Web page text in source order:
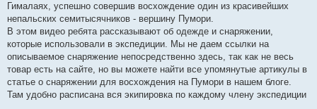
д
о
л
е
н
я
Гималаях, успешно совершив восхождение один из красивейших
непальских семитысячников - вершину Пумори.
В этом видео ребята рассказывают об одежде и снаряжении,
которые использовали в экспедиции. Мы не даем ссылки на
описываемое снаряжение непосредственно здесь, так как не весь
товар есть на сайте, но вы можете найти все упомянутые артикулы в
статье о снаряжении для восхождения на Пумори в нашем блоге.
Там удобно расписана вся экипировка по каждому члену экспедиции